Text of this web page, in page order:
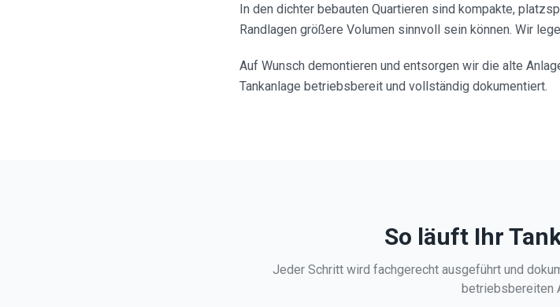
In den dichter bebauten Quartieren sind kompakte,
Randlagen größere Volumen sinnvoll sein können. Wir
Auf Wunsch demontieren und entsorgen wir die alte
Tankanlage betriebsbereit und vollständig dokumentiert.
So läuft Ihr
Jeder Schritt wird fachgerecht ausgeführt und
betriebsbereiten